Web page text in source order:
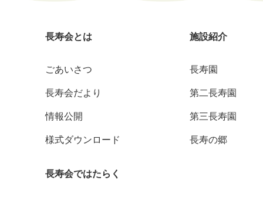
長寿会とは
ごあいさつ
長寿会だより
情報公開
様式ダウンロード
施設紹介
長寿園
第二長寿園
第三長寿園
長寿の郷
長寿会ではたらく